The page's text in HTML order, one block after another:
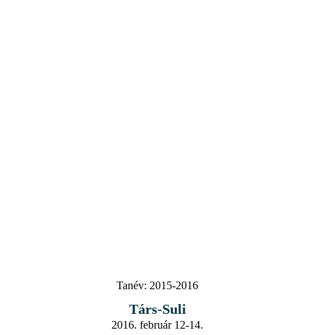
Tanév: 2015-2016
Társ-Suli
2016. február 12-14.